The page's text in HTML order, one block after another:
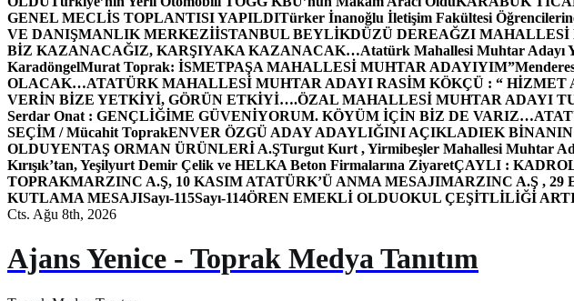
GENEL MECLİS TOPLANTISI YAPILDITürker İnanoğlu İletişim Fakültesi
VE DANIŞMANLIK MERKEZİİSTANBUL BEYLİKDÜZÜ DEREAĞZI MAHALLESİ
BİZ KAZANACAĞIZ, KARŞIYAKA KAZANACAK…Atatürk Mahallesi Muhtar Adayı
KaradöngelMurat Toprak: İSMETPAŞA MAHALLESİ MUHTAR ADAYIYIM”
OLACAK…ATATÜRK MAHALLESİ MUHTAR ADAYI RASİM KÖKÇÜ : “ HİZMET
VERİN BİZE YETKİYİ, GÖRÜN ETKİYİ….ÖZAL MAHALLESİ MUHTAR ADAYI
Serdar Onat : GENÇLİĞİME GÜVENİYORUM. KÖYÜM İÇİN BİZ DE VARIZ…
SEÇİM / Mücahit ToprakENVER ÖZGÜ ADAY ADAYLIĞINI AÇIKLADIEK
OLDUYENTAŞ ORMAN ÜRÜNLERİ A.ŞTurgut Kurt , Yirmibeşler Mahallesi Muhtar
Kırışık’tan, Yeşilyurt Demir Çelik ve HELKA Beton Firmalarına ZiyaretÇAYLI :
TOPRAKMARZINC A.Ş, 10 KASIM ATATÜRK’Ü ANMA MESAJIMARZINC A.Ş ,
KUTLAMA MESAJISayı-115Sayı-114ÖREN EMEKLİ OLDUOKUL ÇEŞİTLİLİĞİ
Cts. Ağu 8th, 2026
Ajans Yenice - Toprak Medya Tanıtım